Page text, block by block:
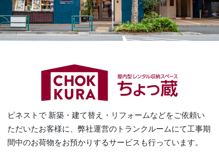
ピネストで 新築・建て替え・リフォームなどをご依頼い
ただいたお客様に、 弊社運営のトランクルームにて工事期
間中のお荷物をお預かりするサービスも行っています。